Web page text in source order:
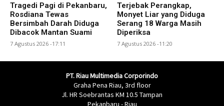
Tragedi Pagi di Pekanbaru,
Rosdiana Tewas
Bersimbah Darah Diduga
Dibacok Mantan Suami
7 Agustus 2026 -17:11
Terjebak Perangkap,
Monyet Liar yang Diduga
Serang 18 Warga Masih
Diperiksa
7 Agustus 2026 -11:20
PT. Riau Multimedia Corporindo
Graha Pena Riau, 3rd floor
Jl. HR Soebrantas KM 10.5 Tampan
Pekanbaru - Riau